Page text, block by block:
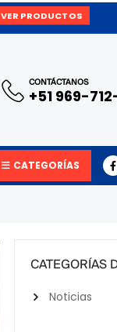
VER PRODUCTOS
CONTÁCTANOS
+51 969-
CATEGORÍAS
CATEGORÍAS
Noticias